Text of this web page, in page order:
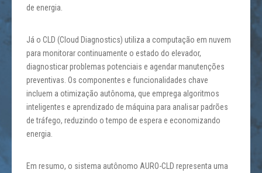
de energia.
Já o CLD (Cloud Diagnostics) utiliza a computação em nuvem
para monitorar continuamente o estado do elevador,
diagnosticar problemas potenciais e agendar manutenções
preventivas. Os componentes e funcionalidades chave
incluem a otimização autônoma, que emprega algoritmos
inteligentes e aprendizado de máquina para analisar padrões
de tráfego, reduzindo o tempo de espera e economizando
energia.
Em resumo, o sistema autônomo AURO-CLD representa uma